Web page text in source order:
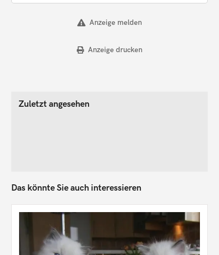
Anzeige melden
Anzeige drucken
Zuletzt angesehen
Das könnte Sie auch interessieren